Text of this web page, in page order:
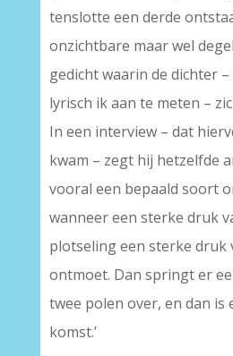
tenslotte een derde
onzichtbare maar wel
gedicht waarin de dichter
lyrisch ik aan te meten –
In een interview – dat
kwam – zegt hij hetzelfde
vooral een bepaald soort
wanneer een sterke druk
plotseling een sterke druk
ontmoet. Dan springt er
twee polen over, en dan is
komst.’